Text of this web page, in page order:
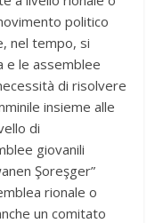
politico
nel tempo, si
e le assemblee
di risolvere
insieme alle
di
giovanili
Şoreşger”
rionale o
un comitato